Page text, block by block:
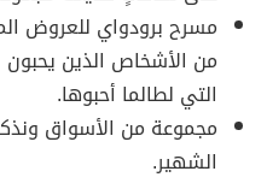
مسرح برودواي للعروض
من الأشخاص الذين
التي لطالما أحبوها.
مجموعة من الأسواق
الشهير.